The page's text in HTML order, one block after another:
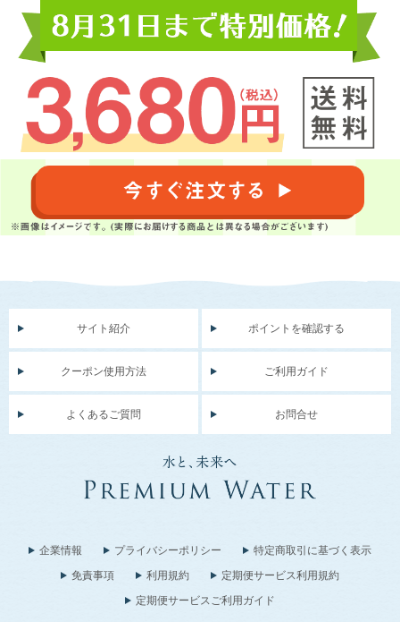
サイト紹介 ポイントを確認する
クーポン使用方法 ご利用ガイド
よくあるご質問 お問合せ
企業情報 プライバシーポリシー
特定商取引に基づく表示
免責事項
利用規約
定期便サービス利用規約
定期便サービスご利用ガイド